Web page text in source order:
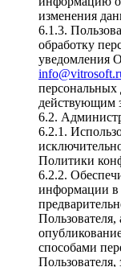
изменения
6.1.3.
обработку
уведомления
действующим
6.2.
6.2.1.
Политики
6.2.2.
информации в
способами